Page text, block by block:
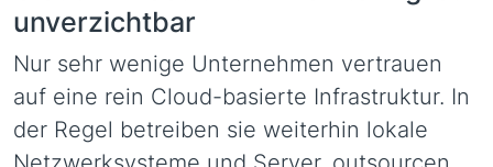
unverzichtbar
Nur sehr wenige Unternehmen vertrauen
auf eine rein Cloud-basierte Infrastruktur. In
der Regel betreiben sie weiterhin lokale